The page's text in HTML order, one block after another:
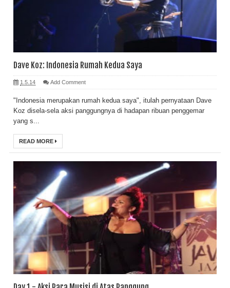
Dave Koz: Indonesia Rumah Kedua Saya
1.5.14 Add Comment
"Indonesia merupakan rumah kedua saya", itulah pernyataan Dave
Koz disela-sela aksi panggungnya di hadapan ribuan penggemar
yang s...
READ MORE